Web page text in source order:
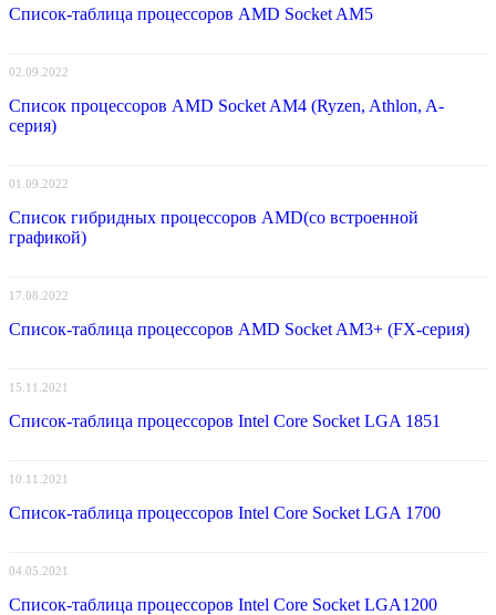
Список-таблица процессоров AMD Socket AM5
02.09.2022
Список процессоров AMD Socket AM4 (Ryzen, Athlon, A-
серия)
01.09.2022
Список гибридных процессоров AMD(со встроенной
графикой)
17.08.2022
Список-таблица процессоров AMD Socket AM3+ (FX-серия)
15.11.2021
Список-таблица процессоров Intel Core Socket LGA 1851
10.11.2021
Список-таблица процессоров Intel Core Socket LGA 1700
04.05.2021
Список-таблица процессоров Intel Core Socket LGA1200